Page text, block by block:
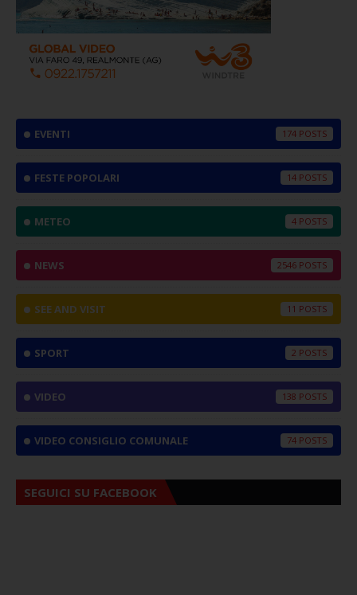
EVENTI 174
FESTE POPOLARI 14
METEO 4
NEWS 2546
SEE AND VISIT 11
SPORT 2
VIDEO 138
VIDEO CONSIGLIO COMUNALE 74
SEGUICI SU FACEBOOK